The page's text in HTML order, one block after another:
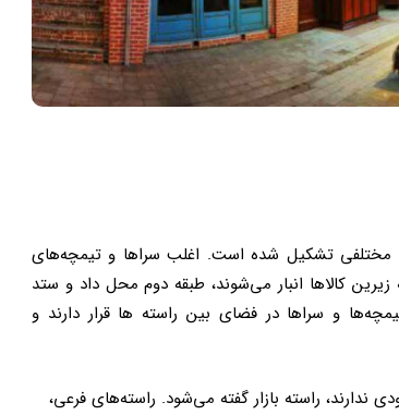
مختلفی تشکیل شده است. اغلب سراها و تیمچه‌های
زیرین کالاها انبار می‌شوند، طبقه دوم محل داد و ستد
و سراها در فضای بین راسته ها قرار دارند و
ندارند، راسته بازار گفته می‌شود. راسته‌های فرعی،